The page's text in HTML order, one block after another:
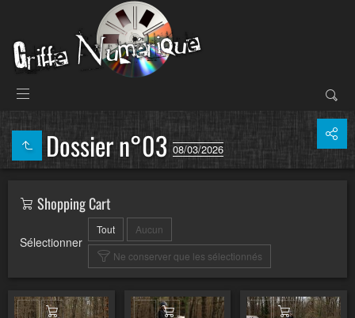
Dossier n°03 08/03/2026
Shopping Cart
Sélectionner
Tout
Aucun
Ne conserver que les sélectionnés
Ajouter au panier Ajouter au panier Ajouter au